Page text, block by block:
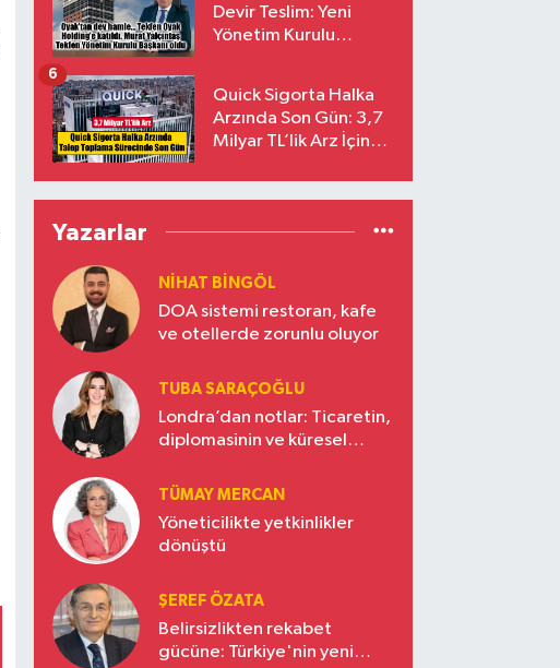
Devir Teslim: Yeni
Yönetim Kurulu
Quick Sigorta Halka
Arzında Son Gün: 3,7
Milyar TL’lik Arz İçin
Eriyor
6
Yazarlar
NIHAT BINGÖL
DOA sistemi restoran, kafe
ve otellerde zorunlu oluyor
TUBA SARAÇOĞLU
Londra’dan notlar: Ticaretin,
diplomasinin ve küresel
Türkiye’nin yükselen gücü
TÜMAY MERCAN
Yöneticilikte yetkinlikler
dönüştü
ŞEREF ÖZATA
Belirsizlikten rekabet
gücüne: Türkiye'nin yeni